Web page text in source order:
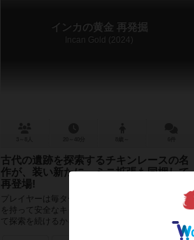
インカの黄金 再発掘
Incan Gold (2024)
古代の遺跡を探索するチキンレースの名
作が、装い新たに、ミニ拡張も同梱して
再登場!
プレイヤーは毎ターン、探索によって獲得したお宝
を持って安全なキャンプに戻るか、勇気を振り絞っ
て探索を続けるかを選ばなければなりません。 拡張